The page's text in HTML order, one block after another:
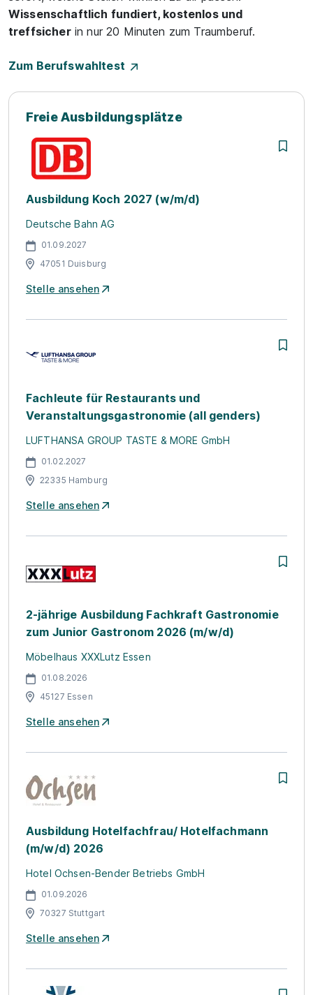
Wissenschaftlich fundiert, kostenlos und
treffsicherin nur 20 Minuten zum Traumberuf.
Zum Berufswahltest
Freie Ausbildungsplätze
Ausbildung Koch 2027 (w/m/d)
Deutsche Bahn AG
01.09.2027
47051 Duisburg
Stelle ansehen
Fachleute für Restaurants und
Veranstaltungsgastronomie (all genders)
LUFTHANSA GROUP TASTE & MORE GmbH
01.02.2027
22335 Hamburg
Stelle ansehen
2-jährige Ausbildung Fachkraft Gastronomie
zum Junior Gastronom 2026 (m/w/d)
Möbelhaus XXXLutz Essen
01.08.2026
45127 Essen
Stelle ansehen
Ausbildung Hotelfachfrau/ Hotelfachmann
(m/w/d) 2026
Hotel Ochsen-Bender Betriebs GmbH
01.09.2026
70327 Stuttgart
Stelle ansehen